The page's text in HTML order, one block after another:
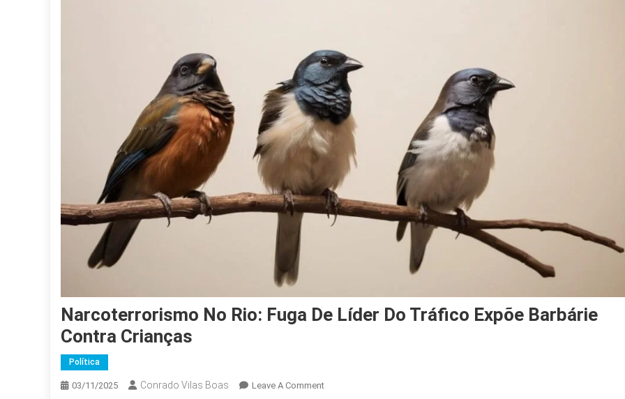
Narcoterrorismo No Rio: Fuga De Líder Do Tráfico Expõe Barbárie
Contra Crianças
Política
03/11/2025 Conrado Vilas Boas Leave A CommentOn